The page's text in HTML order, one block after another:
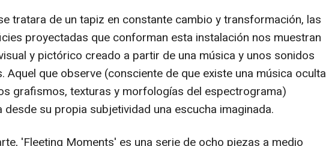
tratara de un tapiz en constante cambio y transformación, las
proyectadas que conforman esta instalación nos muestran
y pictórico creado a partir de una música y unos sonidos
Aquel que observe (consciente de que existe una música oculta
grafismos, texturas y morfologías del espectrograma)
desde su propia subjetividad una escucha imaginada.
'Fleeting Moments' es una serie de ocho piezas a medio